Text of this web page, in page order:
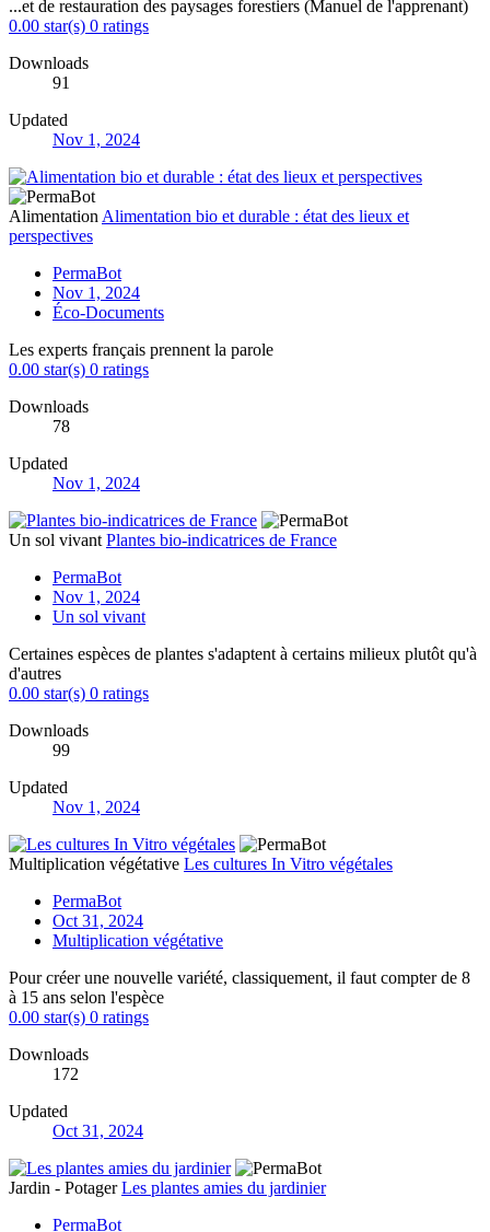
...et de restauration des paysages forestiers (Manuel de l'apprenant)
0.00 star(s) 0 ratings
Downloads
91
Updated
Nov 1, 2024
Alimentation Alimentation bio et durable : état des lieux et
perspectives
PermaBot
Nov 1, 2024
Éco-Documents
Les experts français prennent la parole
0.00 star(s) 0 ratings
Downloads
78
Updated
Nov 1, 2024
Un sol vivant Plantes bio-indicatrices de France
PermaBot
Nov 1, 2024
Un sol vivant
Certaines espèces de plantes s'adaptent à certains milieux plutôt qu'à
d'autres
0.00 star(s) 0 ratings
Downloads
99
Updated
Nov 1, 2024
Multiplication végétative Les cultures In Vitro végétales
PermaBot
Oct 31, 2024
Multiplication végétative
Pour créer une nouvelle variété, classiquement, il faut compter de 8
à 15 ans selon l'espèce
0.00 star(s) 0 ratings
Downloads
172
Updated
Oct 31, 2024
Jardin - Potager Les plantes amies du jardinier
PermaBot